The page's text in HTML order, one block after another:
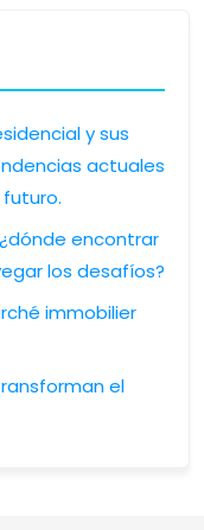
y sus
actuales
encontrar
los desafíos?
immobilier
el